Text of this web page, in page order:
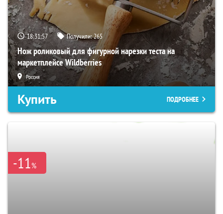
18:31:56 Получили:265
Нож роликовый для фигурной нарезки теста на
маркетплейсе Wildberries
Россия
Купить ПОДРОБНЕЕ
-11%